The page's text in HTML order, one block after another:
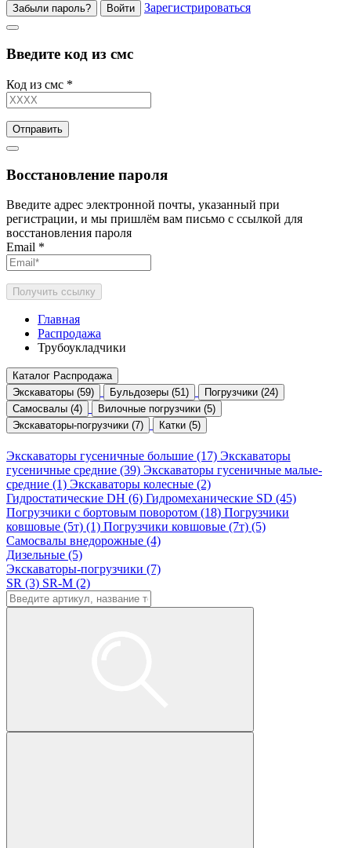
Забыли пароль? Войти Зарегистрироваться
Введите код из смс
Код из смс *
Отправить
Восстановление пароля
Введите адрес электронной почты, указанный при
регистрации, и мы пришлём вам письмо с ссылкой для
восстановления пароля
Email *
Получить ссылку
Главная
Распродажа
Трубоукладчики
Каталог Распродажа
Экскаваторы (59)
Бульдозеры (51)
Погрузчики (24)
Самосвалы (4)
Вилочные погрузчики (5)
Экскаваторы-погрузчики (7)
Катки (5)
Экскаваторы гусеничные большие (17) Экскаваторы
гусеничные средние (39) Экскаваторы гусеничные малые-
средние (1) Экскаваторы колесные (2)
Гидростатические DH (6) Гидромеханические SD (45)
Погрузчики с бортовым поворотом (18) Погрузчики
ковшовые (5т) (1) Погрузчики ковшовые (7т) (5)
Самосвалы внедорожные (4)
Дизельные (5)
Экскаваторы-погрузчики (7)
SR (3) SR-M (2)